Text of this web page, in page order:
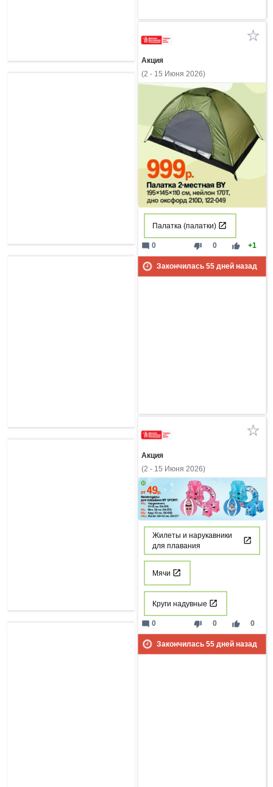
Акция
(2 - 15 Июня 2026)
Палатка (палатки)
thumb_down 0 thumb_up +1
mode_comment 0
Закончилась 55дней назад
Акция
(2 - 15 Июня 2026)
Жилеты и нарукавники
для плавания
Мячи
Круги надувные
thumb_down 0 thumb_up 0
mode_comment 0
Закончилась 55дней назад